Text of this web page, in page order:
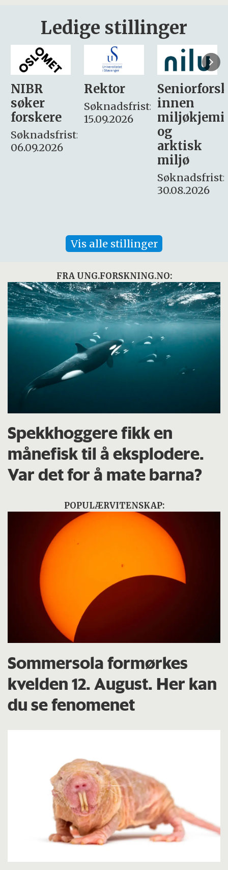
Ledige stillinger
Rektor
Søknadsfrist:
15.09.2026
Seniorforsker
innen
miljøkjemi
søker
– fast
Søknadsfrist:
16. august.
Vis alle stillinger
FRA UNG.FORSKNING.NO:
Spekkhoggere fikk en
månefisk til å eksplodere.
Var det for å mate barna?
POPULÆRVITENSKAP:
Sommersola formørkes
kvelden 12. August. Her kan
du se fenomenet